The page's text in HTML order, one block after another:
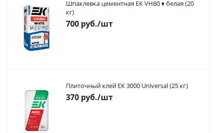
Шпаклевка цементная ЕК VH80 ♦ белая (20
кг)
700 руб./шт
Плиточный клей ЕК 3000 Universal (25 кг)
370 руб./шт